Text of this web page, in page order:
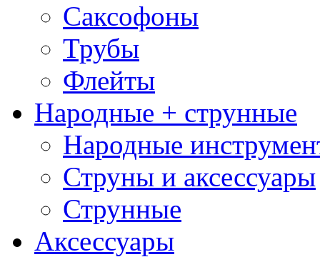
Саксофоны
Трубы
Флейты
Народные + струнные
Народные
Струны и аксессуары
Струнные
Аксессуары